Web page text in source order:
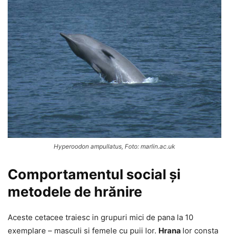
Hyperoodon ampullatus, Foto: marlin.ac.uk
Comportamentul social și
metodele de hrănire
Aceste cetacee traiesc in grupuri mici de pana la 10
exemplare – masculi si femele cu puii lor. Hrana lor consta